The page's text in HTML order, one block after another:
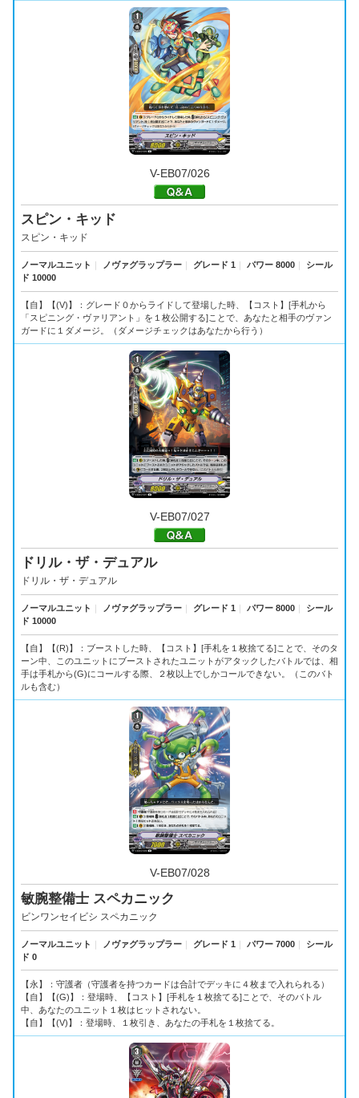
V-EB07/026
スピン・キッド
スピン・キッド
ノーマルユニット ｜ ノヴァグラップラー ｜ グレード 1 ｜ パワー 8000 ｜
シール
ド 10000
【自】【(V)】：グレード０からライドして登場した時、【コスト】[手札から
「スピニング・ヴァリアント」を１枚公開する]ことで、あなたと相手のヴァン
ガードに１ダメージ。（ダメージチェックはあなたから行う）
V-EB07/027
ドリル・ザ・デュアル
ドリル・ザ・デュアル
ノーマルユニット ｜ ノヴァグラップラー ｜ グレード 1 ｜ パワー 8000 ｜
シール
ド 10000
【自】【(R)】：ブーストした時、【コスト】[手札を１枚捨てる]ことで、そのタ
ーン中、このユニットにブーストされたユニットがアタックしたバトルでは、相
手は手札から(G)にコールする際、２枚以上でしかコールできない。（このバト
ルも含む）
V-EB07/028
敏腕整備士 スペカニック
ビンワンセイビシ スペカニック
ノーマルユニット ｜ ノヴァグラップラー ｜ グレード 1 ｜ パワー 7000 ｜
シール
ド 0
【永】：守護者（守護者を持つカードは合計でデッキに４枚まで入れられる）
【自】【(G)】：登場時、【コスト】[手札を１枚捨てる]ことで、そのバトル
中、あなたのユニット１枚はヒットされない。
【自】【(V)】：登場時、１枚引き、あなたの手札を１枚捨てる。